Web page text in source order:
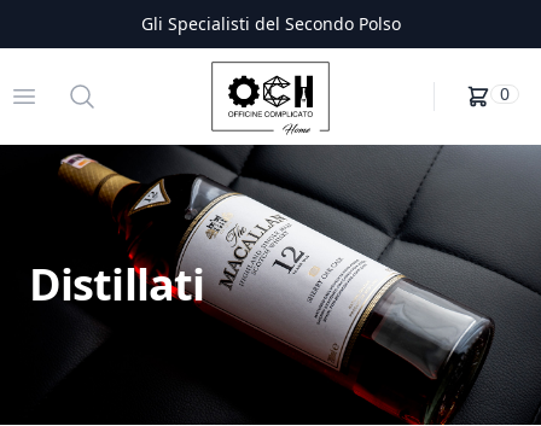
Gli Specialisti del Secondo Polso
Open menu
Search
Officine Complicato
0
Distillati